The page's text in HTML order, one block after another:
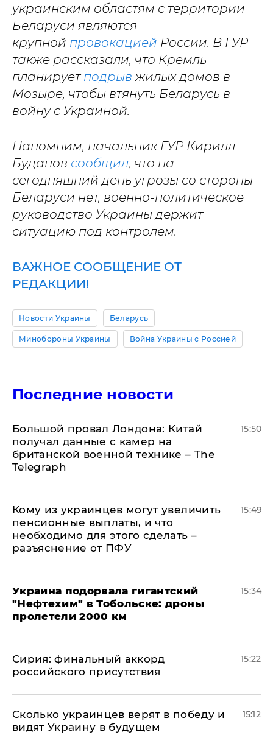
украинским областям с территории
Беларуси являются
крупной провокацией России. В ГУР
также рассказали, что Кремль
планирует подрыв жилых домов в
Мозыре, чтобы втянуть Беларусь в
войну с Украиной.
Напомним, начальник ГУР Кирилл
Буданов сообщил, что на
сегодняшний день угрозы со стороны
Беларуси нет, военно-политическое
руководство Украины держит
ситуацию под контролем.
ВАЖНОЕ СООБЩЕНИЕ ОТ
РЕДАКЦИИ!
Новости Украины Беларусь
Минобороны Украины Война Украины с Россией
Последние новости
Большой провал Лондона: Китай
получал данные с камер на
британской военной технике – The
Telegraph
15:50
Кому из украинцев могут увеличить
пенсионные выплаты, и что
необходимо для этого сделать –
разъяснение от ПФУ
15:49
Украина подорвала гигантский
"Нефтехим" в Тобольске: дроны
пролетели 2000 км
15:34
​Сирия: финальный аккорд
российского присутствия
15:22
Сколько украинцев верят в победу и
видят Украину в будущем
15:12